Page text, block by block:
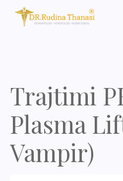
Trajtimi
Plasma
Vampir)